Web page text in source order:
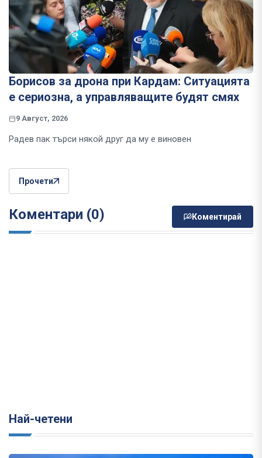
Борисов за дрона при Кардам: Ситуацията
е сериозна, а управляващите будят смях
9 Август, 2026
Радев пак търси някой друг да му е виновен
Прочети
Коментари (0) Коментирай
Най-четени